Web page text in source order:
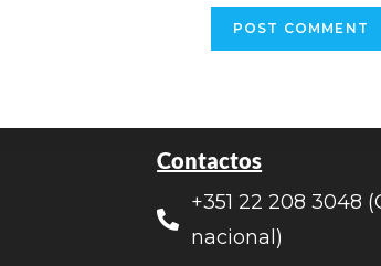
Contactos
+351 22 208 3048
nacional)